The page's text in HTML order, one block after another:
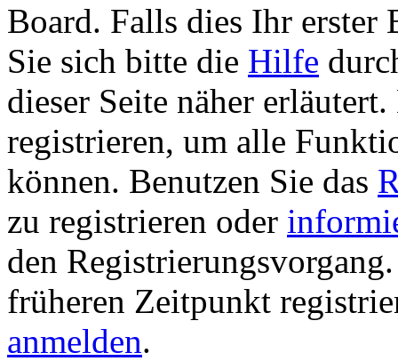
Board. Falls dies Ihr erster
Sie sich bitte die Hilfe
dieser Seite näher
registrieren, um alle
können. Benutzen Sie das
zu registrieren oder
den
früheren Zeitpunkt
anmelden.